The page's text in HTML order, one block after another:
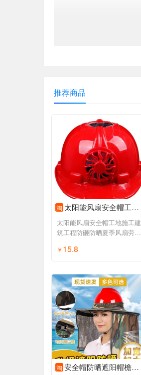
推荐商品
淘 太阳能风扇安全帽工地施工建筑工程防砸防晒夏季风扇劳保安全头盔
太阳能风扇安全帽工地施工建
筑工程防砸防晒夏季风扇劳保
￥ 15.8
淘 安全帽防晒遮阳帽檐夏季工地防晒透气施工遮阳帘罩大帽檐挡光神器